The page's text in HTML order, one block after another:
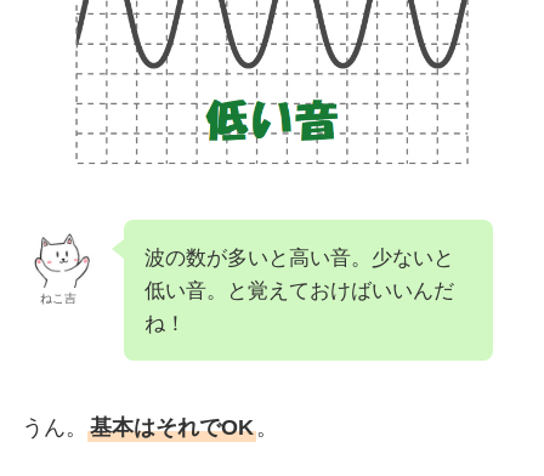
ねこ吉
波の数が多いと高い音。少ないと
低い音。と覚えておけばいいんだ
ね！
うん。 基本はそれでOK。